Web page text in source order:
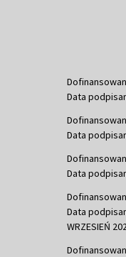
Data
Data
Data
Data
WRZESIEŃ